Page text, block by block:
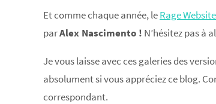
Et comme chaque année, leRage Website
parAlex Nascimento ! N’hésitez pas à
Je vous laisse avec ces galeries des
absolument si vous appréciez ce blog.
correspondant.